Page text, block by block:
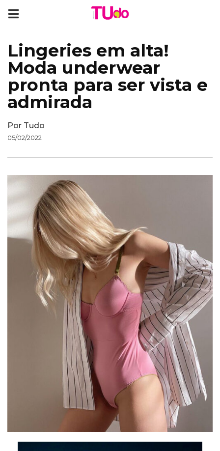
Lingeries em alta!
Moda underwear
pronta para ser vista e
admirada
Por Tudo
05/02/2022